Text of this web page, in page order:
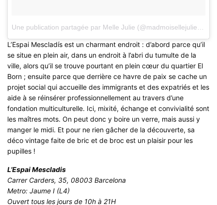
Une publication partagée par Melle Julie (@madmoisellejulie)le
L’Espai Mescladís est un charmant endroit : d’abord parce qu’il
se situe en plein air, dans un endroit à l’abri du tumulte de la
ville, alors qu’il se trouve pourtant en plein cœur du quartier El
Born ; ensuite parce que derrière ce havre de paix se cache un
projet social qui accueille des immigrants et des expatriés et les
aide à se réinsérer professionnellement au travers d’une
fondation multiculturelle. Ici, mixité, échange et convivialité sont
les maîtres mots. On peut donc y boire un verre, mais aussi y
manger le midi. Et pour ne rien gâcher de la découverte, sa
déco vintage faite de bric et de broc est un plaisir pour les
pupilles !
L’Espai Mescladis
Carrer Carders, 35, 08003 Barcelona
Metro: Jaume I (L4)
Ouvert tous les jours de 10h à 21H